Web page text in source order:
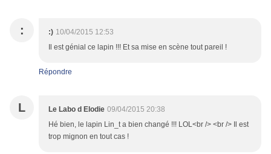
: :) 10/04/2015 12:53
Il est génial ce lapin !!! Et sa mise en scène tout pareil !
Répondre
L Le Labo d Elodie 09/04/2015 20:38
Hé bien, le lapin Lin_t a bien changé !!! LOL<br /> <br /> Il est
trop mignon en tout cas !